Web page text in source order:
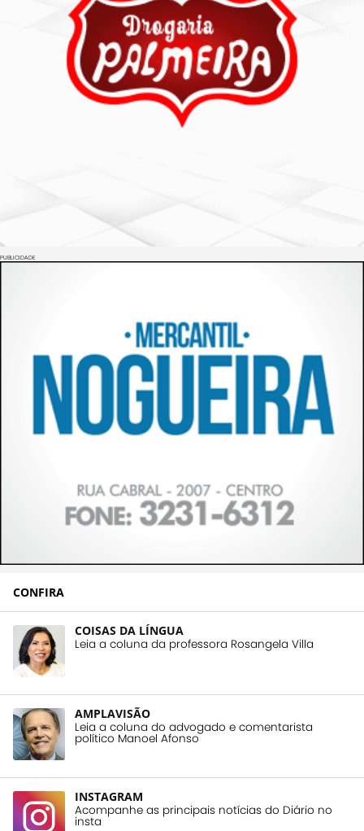
PUBLICIDADE
CONFIRA
COISAS DA LÍNGUA
Leia a coluna da professora Rosangela Villa
AMPLAVISÃO
Leia a coluna do advogado e comentarista
político Manoel Afonso
INSTAGRAM
Acompanhe as principais notícias do Diário no
insta